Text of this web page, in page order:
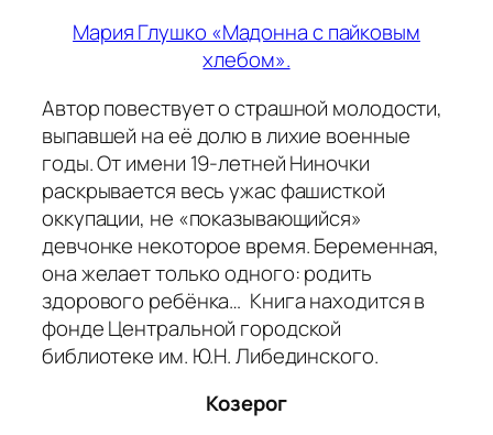
Мария Глушко «Мадонна с пайковым
хлебом».
Автор повествует о страшной молодости,
выпавшей на её долю в лихие военные
годы. От имени 19-летней Ниночки
раскрывается весь ужас фашисткой
оккупации, не «показывающийся»
девчонке некоторое время. Беременная,
она желает только одного: родить
здорового ребёнка… Книга находится в
фонде Центральной городской
библиотеке им. Ю.Н. Либединского.
Козерог